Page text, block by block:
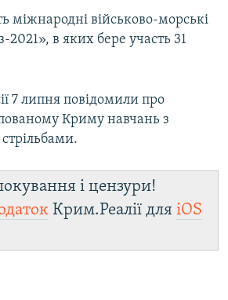
міжнародні військово-морські
2021», в яких бере участь 31
7 липня повідомили про
Криму навчань з
і цензури!
Крим.Реалії для iOS